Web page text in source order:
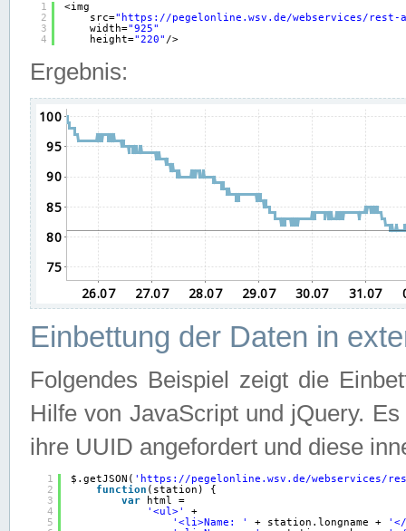
1
2
3
4
<img
src=" https://pegelonline.wsv.de/webservices/rest-
width="925"
height="220" />
Ergebnis:
Einbettung der Daten in
Folgendes Beispiel zeigt die
Hilfe von JavaScript und jQuery.
ihre UUID angefordert und diese
1
2
3
4
5
$.getJSON( ' https://pegelonline.wsv.de/webservices/
function (station) {
var
html =
'<ul>'
+
'<li>Name: '
+ station.longname +